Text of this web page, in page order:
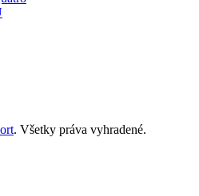
. Všetky práva vyhradené.